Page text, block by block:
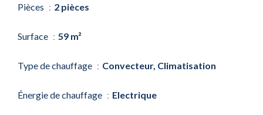
Pièces 2 pièces
Surface 59 m²
Type de chauffage Convecteur, Climatisation
Énergie de chauffage Electrique